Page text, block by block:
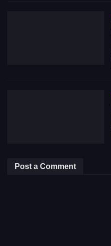
Post a Comment